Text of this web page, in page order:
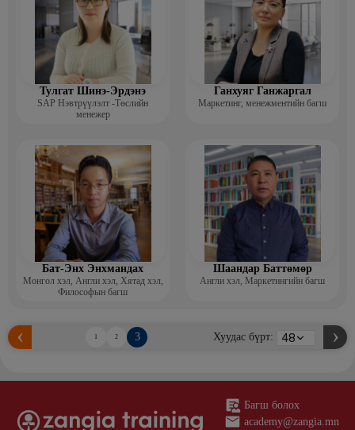
Тулгат Шинэ-Эрдэнэ
SAP Нэвтрүүлэлт -Төслийн
менежер
Ганхуяг Ганжаргал
Маркетинг, менежментийн багш
Бат-Энх Энхмандах
Монгол хэл, Англи хэл, Хятад хэл,
Философын багш
Шаандар Баттөмөр
Англи хэл, Маркетингийн багш
1 2 3 Хуудас бүрт:
Багш болох
academy@zangia.mn